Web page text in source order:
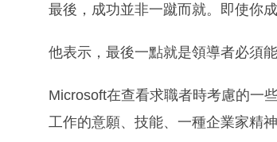
最後，成功並非一蹴而就。即使你
他表示，最後一點就是領導者必須能
Microsoft在查看求職者時考慮的一
工作的意願、技能、一種企業家精